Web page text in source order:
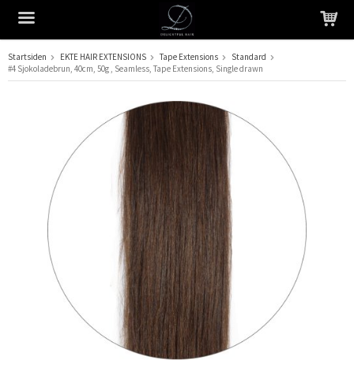
Produktet har blitt lagt til i handlekurven din
Startsiden EKTE HAIR EXTENSIONS Tape Extensions
Standard
#4 Sjokoladebrun, 40cm, 50g , Seamless, Tape Extensions, Single drawn